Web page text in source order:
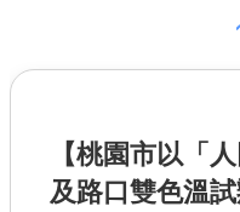
便民服務
資訊公開
【桃園市以「
及路口雙色溫